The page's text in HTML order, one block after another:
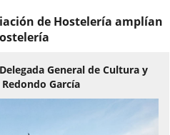
de Hostelería amplían
General de Cultura y
García